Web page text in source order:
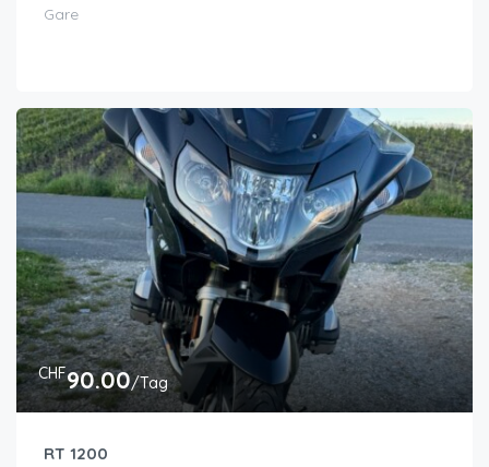
Gare
CHF90.00/Tag
RT 1200